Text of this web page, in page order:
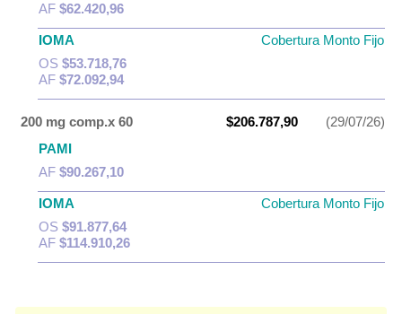
AF $62.420,96
IOMA
Cobertura Monto Fijo
OS $53.718,76
AF $72.092,94
200 mg comp.x 60 $206.787,90
(29/07/26)
PAMI
AF $90.267,10
IOMA
Cobertura Monto Fijo
OS $91.877,64
AF $114.910,26